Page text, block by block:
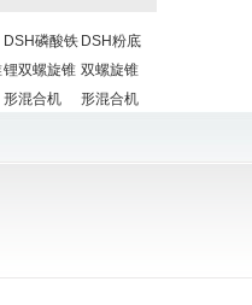
DSH磷酸铁
锂双螺旋锥
形混合机
DSH粉底
双螺旋锥
形混合机